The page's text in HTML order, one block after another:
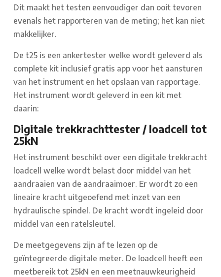
Dit maakt het testen eenvoudiger dan ooit tevoren
evenals het rapporteren van de meting; het kan niet
makkelijker.
De t25 is een ankertester welke wordt geleverd als
complete kit inclusief gratis app voor het aansturen
van het instrument en het opslaan van rapportage.
Het instrument wordt geleverd in een kit met
daarin:
Digitale trekkrachttester / loadcell tot
25kN
Het instrument beschikt over een digitale trekkracht
loadcell welke wordt belast door middel van het
aandraaien van de aandraaimoer. Er wordt zo een
lineaire kracht uitgeoefend met inzet van een
hydraulische spindel. De kracht wordt ingeleid door
middel van een ratelsleutel.
De meetgegevens zijn af te lezen op de
geïntegreerde digitale meter. De loadcell heeft een
meetbereik tot 25kN en een meetnauwkeurigheid